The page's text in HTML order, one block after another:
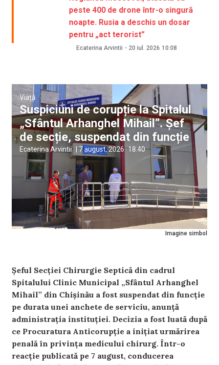
peste 400 de drone într-o singură
noapte. Rusia a deschis un dosar
pentru „act terorist”
Ecaterina Arvintii - 20 iul. 2026 10:08
Imagine simbol
Viață
Suspiciuni de corupție la Spitalul
„Sfântul Arhanghel Mihail”. Șef
de secție, suspendat din funcție
Ecaterina Arvintii 7 august, 2026 18:40
Șeful Secției Chirurgie Septică din cadrul
Spitalului Clinic Municipal „Sfântul Arhanghel
Mihail” din Chișinău a fost suspendat din funcție
pe durata unei anchete de serviciu, anunță
administrația instituției. Decizia a fost luată după
ce Procuratura Anticorupție a inițiat urmărirea
penală în privința medicului chirurg. Într-o
reacție publicată pe 7 august, conducerea